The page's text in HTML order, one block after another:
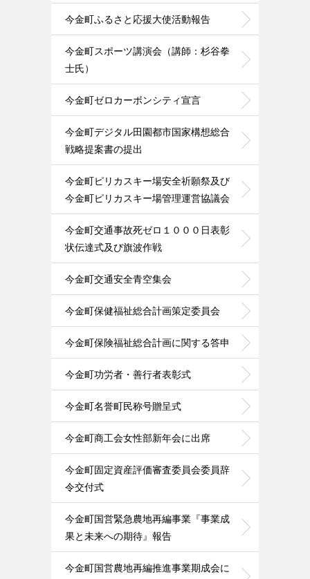
今金町ふるさと応援大使活動報告
今金町スポーツ講演会（講師：杉谷拳
士氏）
今金町ゼロカーボンシティ宣言
今金町デジタル田園都市国家構想総合
戦略提案書の提出
今金町ピリカスキー場安全祈願祭及び
今金町ピリカスキー場管理運営協議会
今金町交通事故死ゼロ１０００日表彰
状伝達式及び旗波作戦
今金町交通安全青空集会
今金町保健福祉総合計画策定委員会
今金町保険福祉総合計画に関する答申
今金町功労者・善行者表彰式
今金町名誉町民称号贈呈式
今金町商工会女性部新年会に出席
今金町固定資産評価審査委員会委員辞
令交付式
今金町国営緊急農地再編事業『事業成
果と未来への期待』報告
今金町国営農地再編推進事業期成会に